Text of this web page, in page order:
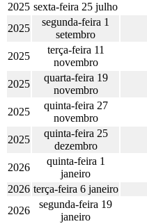
2025 sexta-feira 25 julho
2025
segunda-feira 1
setembro
2025
terça-feira 11
novembro
2025
quarta-feira 19
novembro
2025
quinta-feira 27
novembro
2025
quinta-feira 25
dezembro
2026
quinta-feira 1
janeiro
2026 terça-feira 6 janeiro
2026
segunda-feira 19
janeiro